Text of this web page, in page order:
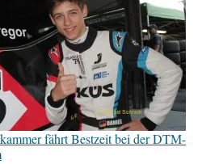
fährt Bestzeit bei der DTM-